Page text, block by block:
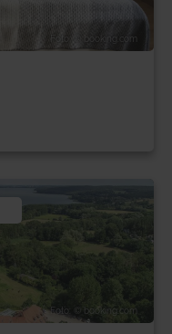
Foto: © booking.com
Foto: © booking.com